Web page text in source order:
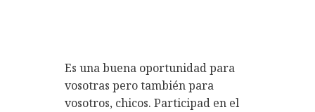
Es una buena oportunidad para
vosotras pero también para
vosotros, chicos. Participad en el